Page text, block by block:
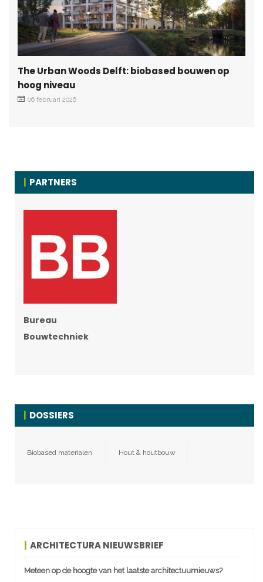
The Urban Woods Delft: biobased bouwen op
hoog niveau
06 februari 2026
PARTNERS
Bureau
Bouwtechniek
DOSSIERS
Biobased materialen Hout & houtbouw
ARCHITECTURA NIEUWSBRIEF
Meteen op de hoogte van het laatste architectuurnieuws?